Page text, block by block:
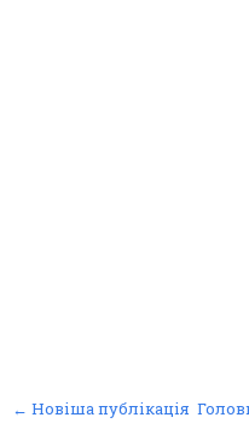
← Новіша публікація